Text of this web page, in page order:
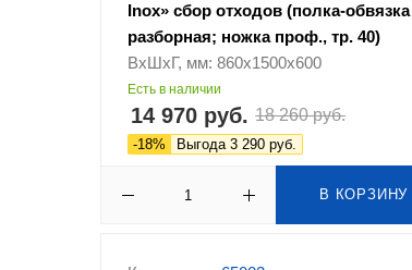
Inox» сбор отходов (полка-обвязка
разборная; ножка проф., тр. 40)
ВхШхГ, мм: 860х1500х600
Есть в наличии
14 970 руб. 18 260 руб.
-18% Выгода 3 290 руб.
В КОРЗИНУ